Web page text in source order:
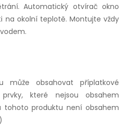
Automatický otvírač okno
na okolní teplotě. Montujte vždy
může obsahovat příplatkové
které nejsou obsahem
tohoto produktu není obsahem